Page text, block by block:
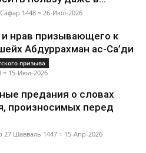
1448 = 26-Июл-2026
нрав призывающего к
Абдуррахман ас-Са’ди
призыва
= 15-Июл-2026
предания о словах
произносимых перед
27 Шавваль 1447 = 15-Апр-2026